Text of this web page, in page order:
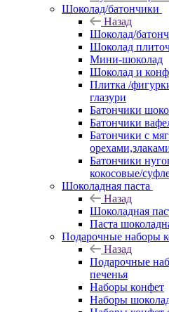
Шоколад/батончики
Назад
Шоколад/
Шоколад
Мини-шоколад
Шоколад и
Плитка /
глазури
Батончики
Батончики
Батончики с
Батончики
кокосовые/
Шоколадная паста
Назад
Шоколадная
Паста
Подарочные наборы
Назад
Подарочные
печенья
Наборы конфет
Наборы